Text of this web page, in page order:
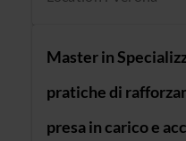
Master in
pratiche di
presa in carico e